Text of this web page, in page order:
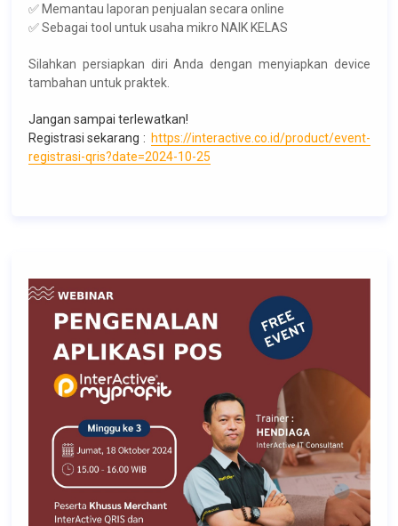
✅ Memantau laporan penjualan secara online
✅ Sebagai tool untuk usaha mikro NAIK KELAS
Silahkan persiapkan diri Anda dengan menyiapkan device
tambahan untuk praktek.
Jangan sampai terlewatkan!
Registrasi sekarang : https://interactive.co.id/product/event-
registrasi-qris?date=2024-10-25